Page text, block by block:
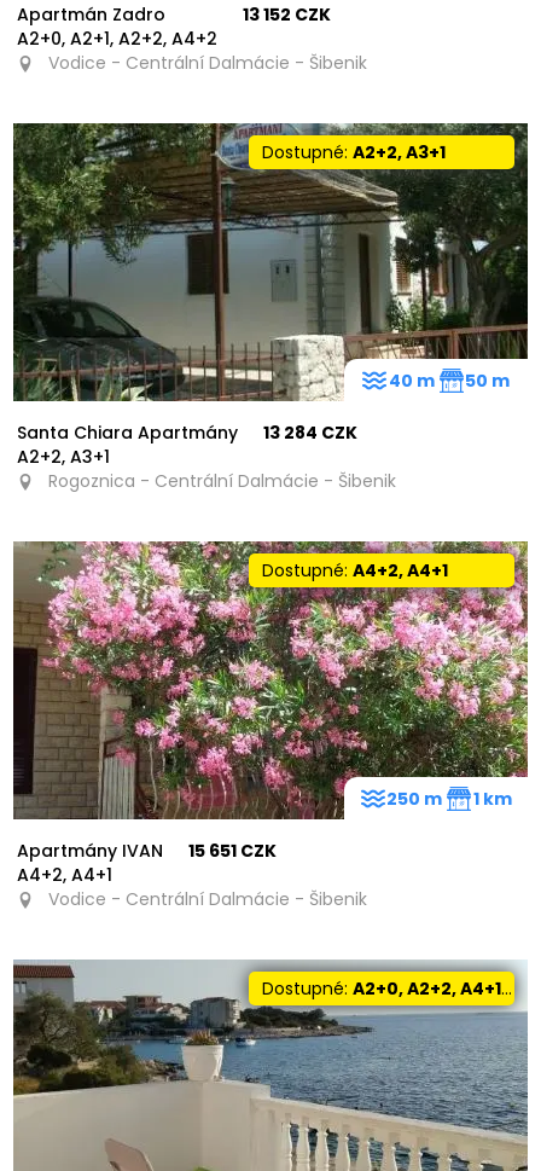
Apartmán Zadro
A2+0, A2+1, A2+2, A4+2
13 152 CZK
Vodice - Centrální Dalmácie - Šibenik
Dostupné:A2+2, A3+1
Santa Chiara Apartmány
A2+2, A3+1
13 284 CZK
Rogoznica - Centrální Dalmácie - Šibenik
40 m 50 m
Dostupné:A4+2, A4+1
Apartmány IVAN
A4+2, A4+1
15 651 CZK
Vodice - Centrální Dalmácie - Šibenik
250 m 1 km
Dostupné:A2+0, A2+2, A4+1, A4+2, A6+4